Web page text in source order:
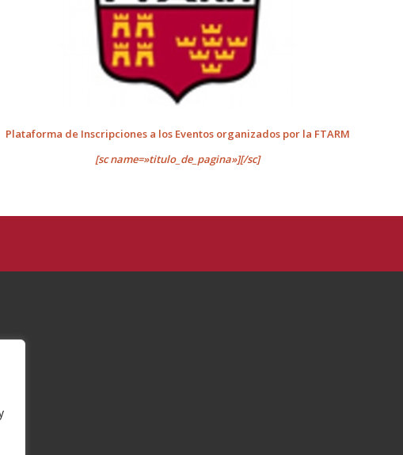
Plataforma de Inscripciones a los Eventos organizados por la FTARM
[sc name=»titulo_de_pagina»][/sc]